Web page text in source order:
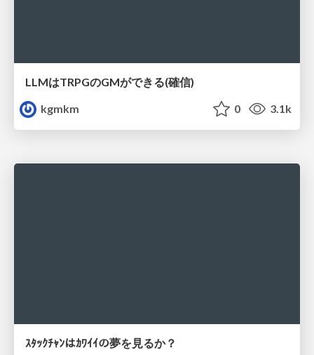
LLMはTRPGのGMができる(確信)
kgmkm
0 3.1k
ｽﾀｯｸﾁｬﾝはｶﾜｲｲの夢を見るか？